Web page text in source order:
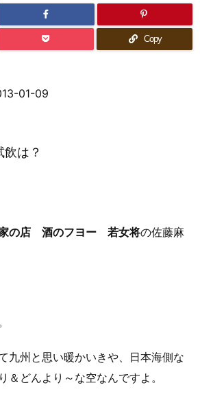
Copy
01-09
は？
の店 酒のフヨー 若女将の佐藤麻
九州と思い暖かいきや、日本海側な
＆どんより～な空なんですよ。